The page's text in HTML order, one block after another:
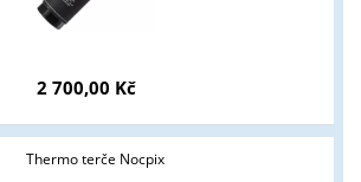
2 700,00 Kč
Thermo terče Nocpix